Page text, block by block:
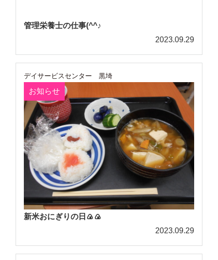
管理栄養士の仕事(^^♪
2023.09.29
デイサービスセンター 黒埼
お知らせ
新米おにぎりの日🍙🍙
2023.09.29